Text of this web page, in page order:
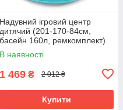
Надувний ігровий центр
дитячий (201-170-84см,
басейн 160л, ремкомплект)
Intex 57165
В наявності
1 469 ₴ 2 012 ₴
Купити